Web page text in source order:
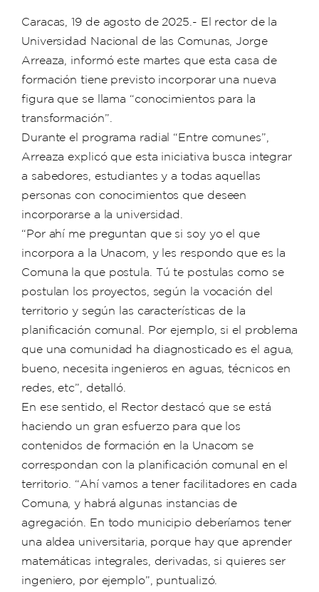
Caracas, 19 de agosto de 2025.- El rector de la
Universidad Nacional de las Comunas, Jorge
Arreaza, informó este martes que esta casa de
formación tiene previsto incorporar una nueva
figura que se llama “conocimientos para la
transformación”.
Durante el programa radial “Entre comunes”,
Arreaza explicó que esta iniciativa busca integrar
a sabedores, estudiantes y a todas aquellas
personas con conocimientos que deseen
incorporarse a la universidad.
“Por ahí me preguntan que si soy yo el que
incorpora a la Unacom, y les respondo que es la
Comuna la que postula. Tú te postulas como se
postulan los proyectos, según la vocación del
territorio y según las características de la
planificación comunal. Por ejemplo, si el problema
que una comunidad ha diagnosticado es el agua,
bueno, necesita ingenieros en aguas, técnicos en
redes, etc”, detalló.
En ese sentido, el Rector destacó que se está
haciendo un gran esfuerzo para que los
contenidos de formación en la Unacom se
correspondan con la planificación comunal en el
territorio. “Ahí vamos a tener facilitadores en cada
Comuna, y habrá algunas instancias de
agregación. En todo municipio deberíamos tener
una aldea universitaria, porque hay que aprender
matemáticas integrales, derivadas, si quieres ser
ingeniero, por ejemplo”, puntualizó.